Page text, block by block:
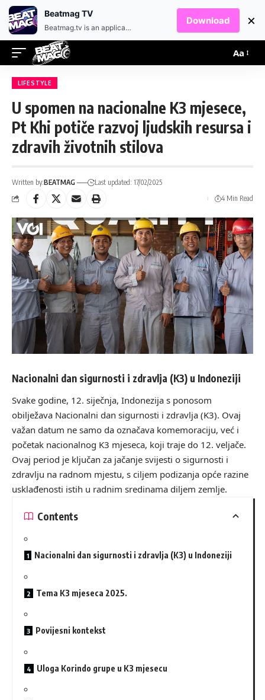
Aa
LIFESTYLE
U spomen na nacionalne K3 mjesece,
Pt Khi potiče razvoj ljudskih resursa i
zdravih životnih stilova
Written by:BEATMAG
Last updated: 17/02/2025
4 Min Read
Nacionalni dan sigurnosti i zdravlja (K3) u Indoneziji
Svake godine, 12. siječnja, Indonezija s ponosom
obilježava Nacionalni dan sigurnosti i zdravlja (K3). Ovaj
važan datum ne samo da označava komemoraciju, već i
početak nacionalnog K3 mjeseca, koji traje do 12. veljače.
Ovaj period je ključan za jačanje svijesti o sigurnosti i
zdravlju na radnom mjestu, s ciljem podizanja opće razine
usklađenosti istih u radnim sredinama diljem zemlje.
Contents
Nacionalni dan sigurnosti i zdravlja (K3) u Indoneziji
Tema K3 mjeseca 2025.
Povijesni kontekst
Uloga Korindo grupe u K3 mjesecu
Beatmag TV
Beatmag.tv is an application designed for fans of electronic music.
Download ×